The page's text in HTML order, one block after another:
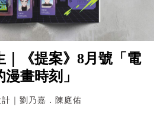
｜《提案》8月號「電
畫時刻」
｜劉乃嘉．陳庭佑